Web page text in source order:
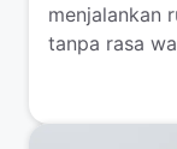
menjalankan
tanpa rasa